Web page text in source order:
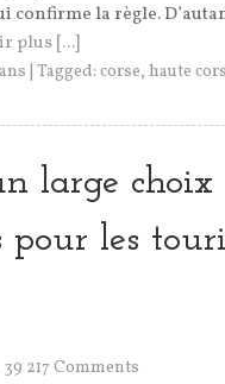
confirme la règle.
plus [...]
Tagged: corse, haute
large choix
pour les
39 217 Comments